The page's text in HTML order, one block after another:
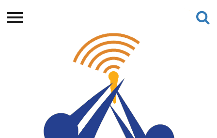
Beranda
Permohonan Hibah
Blog CME